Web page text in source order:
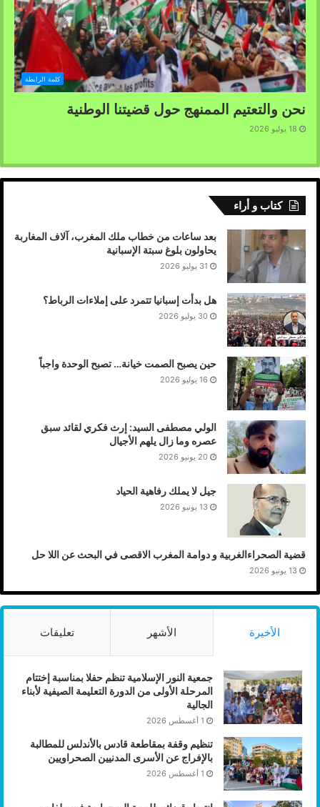
كلمة الرابطة
نحن والتعتيم الممنهج حول قضيتنا الوطنية
18 يوليو 2026
كتاب و أراء
بعد ساعات من خطاب ملك المغرب، آلاف المغاربة
يحاولون بلوغ سبتة الإسبانية
31 يوليو 2026
هل بدأت إسبانيا تتمرد على إملاءات الرباط؟
30 يوليو 2026
حين يصبح الصمت خيانة… تصبح الوحدة واجباً
16 يوليو 2026
الولي مصطفى السيد: إرث فكري لقائد سبق
عصره وما زال يلهم الأجيال
20 يونيو 2026
جيل لا يملك رفاهية الحياد
13 يونيو 2026
قضية الصحراءالغربية و دوامة المغرب الاقصى في البحث عن اللا حل
13 يونيو 2026
الأخيرة الأشهر تعليقات
جمعية النور الإسلامية تنظم حفلا بمناسبة إختتام
المرحلة الأولى من الدورة التعليمة الصيفية لأبناء
الجالية
1 أغسطس 2026
تنظيم وقفة بمقاطعة قادس بالأندلس للمطالبة
بالإفراج عن الأسرى المدنيين الصحراويين
1 أغسطس 2026